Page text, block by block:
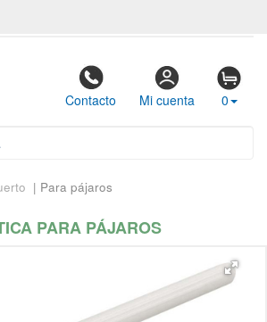
Contacto Mi cuenta 0
| Para pájaros
PARA PÁJAROS